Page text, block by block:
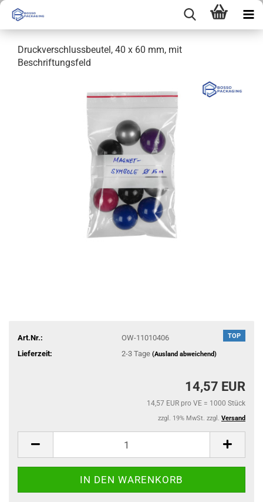
Druckverschlussbeutel, 40 x 60 mm, mit
Beschriftungsfeld
TOP
Art.Nr.:
OW-11010406
Lieferzeit:
2-3 Tage (Ausland abweichend)
14,57 EUR
14,57 EUR pro VE = 1000 Stück
zzgl. 19% MwSt. zzgl. Versand